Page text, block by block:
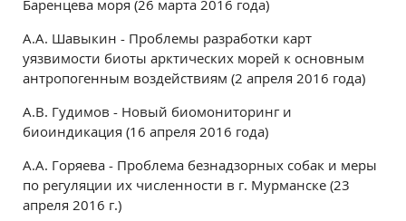
Баренцева моря (26 марта 2016 года)
А.А. Шавыкин - Проблемы разработки карт
уязвимости биоты арктических морей к основным
антропогенным воздействиям (2 апреля 2016 года)
А.В. Гудимов - Новый биомониторинг и
биоиндикация (16 апреля 2016 года)
А.А. Горяева - Проблема безнадзорных собак и меры
по регуляции их численности в г. Мурманске (23
апреля 2016 г.)